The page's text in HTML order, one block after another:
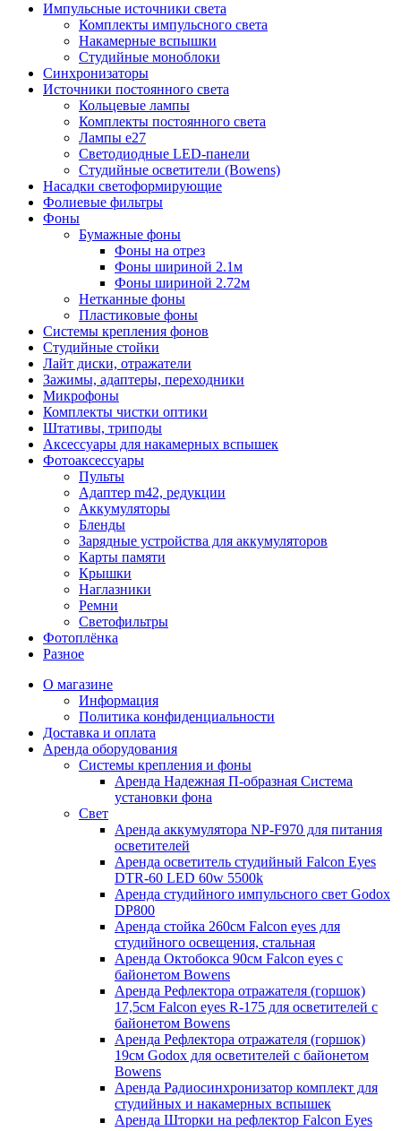
Импульсные источники света
Комплекты импульсного света
Накамерные вспышки
Студийные моноблоки
Синхронизаторы
Источники постоянного света
Кольцевые лампы
Комплекты постоянного света
Лампы e27
Светодиодные LED-панели
Студийные осветители (Bowens)
Насадки светоформирующие
Фолиевые фильтры
Фоны
Бумажные фоны
Фоны на отрез
Фоны шириной 2.1м
Фоны шириной 2.72м
Нетканные фоны
Пластиковые фоны
Системы крепления фонов
Студийные стойки
Лайт диски, отражатели
Зажимы, адаптеры, переходники
Микрофоны
Комплекты чистки оптики
Штативы, триподы
Аксессуары для накамерных вспышек
Фотоаксессуары
Пульты
Адаптер m42, редукции
Аккумуляторы
Бленды
Зарядные устройства для аккумуляторов
Карты памяти
Крышки
Наглазники
Ремни
Светофильтры
Фотоплёнка
Разное
О магазине
Информация
Политика конфиденциальности
Доставка и оплата
Аренда оборудования
Системы крепления и фоны
Аренда Надежная П-образная Система
установки фона
Свет
Аренда аккумулятора NP-F970 для питания
осветителей
Аренда осветитель студийный Falcon Eyes
DTR-60 LED 60w 5500k
Аренда студийного импульсного свет Godox
DP800
Аренда стойка 260см Falcon eyes для
студийного освещения, стальная
Аренда Октобокса 90см Falcon eyes с
байонетом Bowens
Аренда Рефлектора отражателя (горшок)
17,5см Falcon eyes R-175 для осветителей с
байонетом Bowens
Аренда Рефлектора отражателя (горшок)
19см Godox для осветителей с байонетом
Bowens
Аренда Радиосинхронизатор комплект для
студийных и накамерных вспышек
Аренда Шторки на рефлектор Falcon Eyes